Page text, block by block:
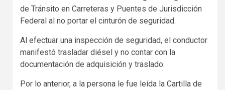
de Tránsito en Carreteras y Puentes de Jurisdicción
Federal al no portar el cinturón de seguridad.
Al efectuar una inspección de seguridad, el conductor
manifestó trasladar diésel y no contar con la
documentación de adquisición y traslado.
Por lo anterior, a la persona le fue leída la Cartilla de